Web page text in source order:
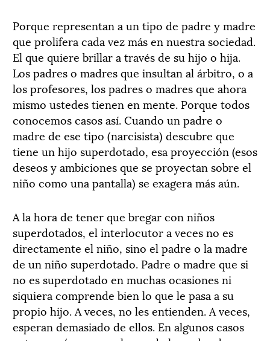
Porque representan a un tipo de padre y madre
que prolifera cada vez más en nuestra sociedad.
El que quiere brillar a través de su hijo o hija.
Los padres o madres que insultan al árbitro, o a
los profesores, los padres o madres que ahora
mismo ustedes tienen en mente. Porque todos
conocemos casos así. Cuando un padre o
madre de ese tipo (narcisista) descubre que
tiene un hijo superdotado, esa proyección (esos
deseos y ambiciones que se proyectan sobre el
niño como una pantalla) se exagera más aún.
A la hora de tener que bregar con niños
superdotados, el interlocutor a veces no es
directamente el niño, sino el padre o la madre
de un niño superdotado. Padre o madre que si
no es superdotado en muchas ocasiones ni
siquiera comprende bien lo que le pasa a su
propio hijo. A veces, no les entienden. A veces,
esperan demasiado de ellos. En algunos casos